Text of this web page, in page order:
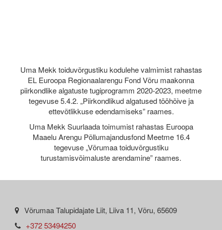
Uma Mekk toiduvõrgustiku kodulehe valmimist rahastas
EL Euroopa Regionaalarengu Fond Võru maakonna
piirkondlike algatuste tugiprogramm 2020-2023, meetme
tegevuse 5.4.2. „Piirkondlikud algatused tööhõive ja
ettevõtlikkuse edendamiseks” raames.
Uma Mekk Suurlaada toimumist rahastas Euroopa
Maaelu Arengu Põllumajandusfond Meetme 16.4
tegevuse „Võrumaa toiduvõrgustiku
turustamisvõimaluste arendamine” raames.
Võrumaa Talupidajate Liit, Liiva 11, Võru, 65609
+372 53494250